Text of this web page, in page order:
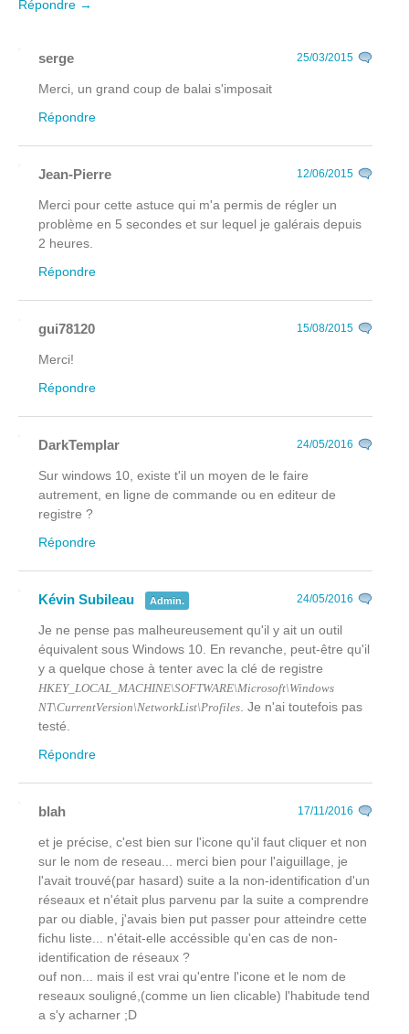
Répondre →
serge 25/03/2015
Merci, un grand coup de balai s'imposait
Répondre
Jean-Pierre 12/06/2015
Merci pour cette astuce qui m'a permis de régler un
problème en 5 secondes et sur lequel je galérais depuis
2 heures.
Répondre
gui78120 15/08/2015
Merci!
Répondre
DarkTemplar 24/05/2016
Sur windows 10, existe t'il un moyen de le faire
autrement, en ligne de commande ou en editeur de
registre ?
Répondre
Kévin Subileau Admin. 24/05/2016
Je ne pense pas malheureusement qu'il y ait un outil
équivalent sous Windows 10. En revanche, peut-être qu'il
y a quelque chose à tenter avec la clé de registre
HKEY_LOCAL_MACHINE\SOFTWARE\Microsoft\Windows
NT\CurrentVersion\NetworkList\Profiles . Je n'ai toutefois pas
testé.
Répondre
blah 17/11/2016
et je précise, c'est bien sur l'icone qu'il faut cliquer et non
sur le nom de reseau... merci bien pour l'aiguillage, je
l'avait trouvé(par hasard) suite a la non-identification d'un
réseaux et n'était plus parvenu par la suite a comprendre
par ou diable, j'avais bien put passer pour atteindre cette
fichu liste... n'était-elle accéssible qu'en cas de non-
identification de réseaux ?
ouf non... mais il est vrai qu'entre l'icone et le nom de
reseaux souligné,(comme un lien clicable) l'habitude tend
a s'y acharner ;D